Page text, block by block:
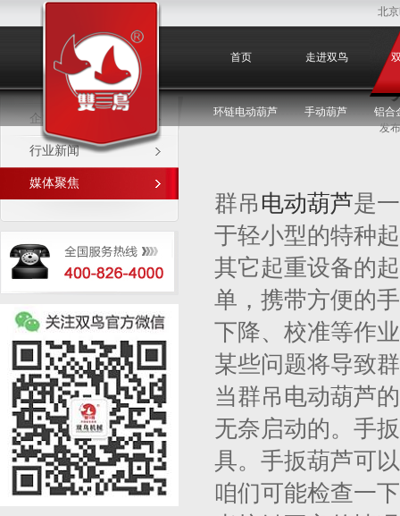
北
首页 走进双鸟
环链电动葫芦 手动葫芦 铝合
媒体聚焦
企业新闻
行业新闻
媒体聚焦
发
群吊 电动葫芦是
于轻小型的特种
其它起重设备的
单，携带方便的
下降、校准等作
某些问题将导致
当群吊电动葫芦
无奈启动的。手
具。手扳葫芦可
咱们可能检查一